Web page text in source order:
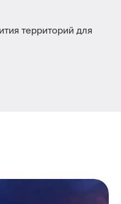
территорий для